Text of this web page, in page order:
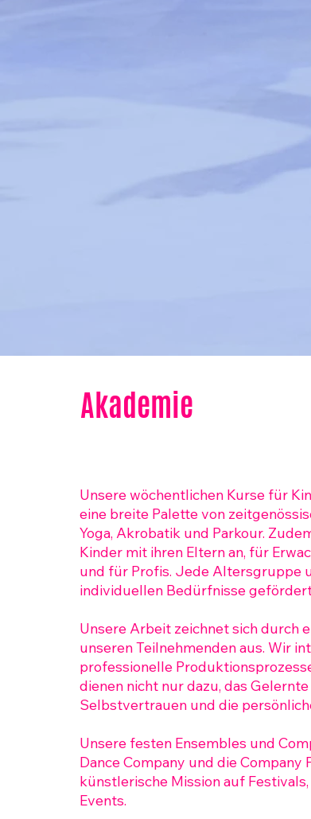
Akademie
Unsere wöchentlichen Kurse für
eine breite Palette von
Yoga, Akrobatik und Parkour.
Kinder mit ihren Eltern an, für
und für Profis. Jede Altersgruppe
individuellen Bedürfnisse
Unsere Arbeit zeichnet sich durch
unseren Teilnehmenden aus. Wir
professionelle
dienen nicht nur dazu, das
Selbstvertrauen und die
Unsere festen Ensembles und
Dance Company und die
künstlerische Mission auf
Events.